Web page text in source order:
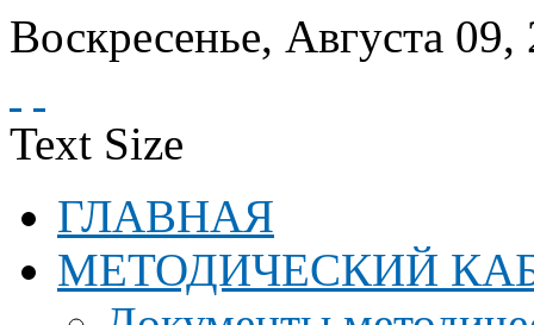
Воскресенье, Августа 09,
Text Size
ГЛАВНАЯ
МЕТОДИЧЕСКИЙ